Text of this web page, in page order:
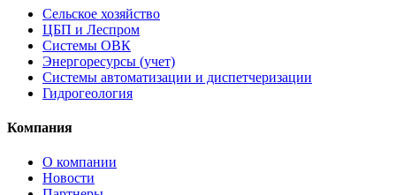
Сельское хозяйство
ЦБП и Леспром
Системы ОВК
Энергоресурсы (учет)
Системы автоматизации и диспетчеризации
Гидрогеология
Компания
О компании
Новости